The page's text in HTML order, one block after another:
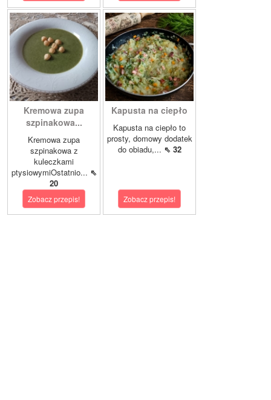
Kremowa zupa
szpinakowa...
Kremowa zupa
szpinakowa z
kuleczkami
ptysiowymiOstatnio... ⇖
20
Zobacz przepis!
Kapusta na ciepło
Kapusta na ciepło to
prosty, domowy dodatek
do obiadu,... ⇖ 32
Zobacz przepis!